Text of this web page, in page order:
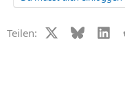
Teilen: X (Twitter)
Bluesky